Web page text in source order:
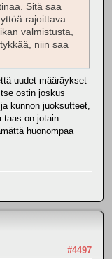
Sitä saa
rajoittava
valmistusta,
niin saa
uudet määräykset
ostin joskus
kunnon juoksutteet,
taas on jotain
huonompaa
#4497